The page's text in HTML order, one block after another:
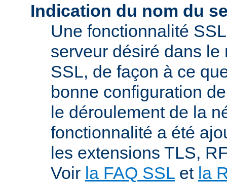
Indication du nom du
Une fonctionnalité
serveur désiré dans
SSL, de façon à ce
bonne configuration
le déroulement de la
fonctionnalité a été
les extensions TLS,
Voir la FAQ SSL et la